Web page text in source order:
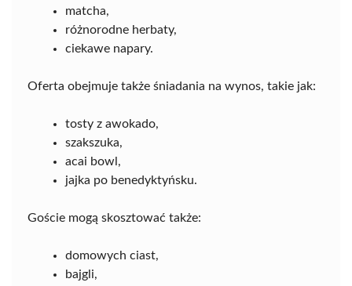
matcha,
różnorodne herbaty,
ciekawe napary.
Oferta obejmuje także śniadania na wynos, takie jak:
tosty z awokado,
szakszuka,
acai bowl,
jajka po benedyktyńsku.
Goście mogą skosztować także:
domowych ciast,
bajgli,